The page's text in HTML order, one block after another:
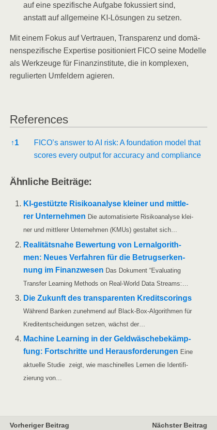
auf eine spe­zi­fi­sche Auf­ga­be fokus­siert sind,
anstatt auf all­ge­mei­ne KI-Lösun­gen zu setzen.
Mit einem Fokus auf Ver­trau­en, Trans­pa­renz und domä­
nen­spe­zi­fi­sche Exper­ti­se posi­tio­niert FICO sei­ne Model­le
als Werk­zeu­ge für Finanz­in­sti­tu­te, die in kom­ple­xen,
regu­lier­ten Umfel­dern agieren.
Refe­ren­ces
Refe­ren­ces
↑1
FICO’s ans­wer to AI risk: A foun­da­ti­on model that
scores every out­put for accu­ra­cy and compliance
Ähn­li­che Beiträge:
KI-gestüt­z­­te Risi­ko­ana­ly­se klei­ner und mitt­le­
rer Unter­neh­men Die auto­ma­ti­sier­te Risi­ko­ana­ly­se klei­
ner und mitt­le­rer Unter­neh­men (KMUs) gestal­tet sich…
Rea­li­täts­na­he Bewer­tung von Lern­al­go­rith­
men: Neu­es Ver­fah­ren für die Betrugs­er­ken­
nung im Finanz­we­sen Das Doku­ment “Eva­lua­ting
Trans­fer Lear­ning Methods on Real-World Data Streams:…
Die Zukunft des trans­pa­ren­ten Kre­dit­s­corings
Wäh­rend Ban­ken zuneh­mend auf Black-Box-Algo­ri­th­­men für
Kre­dit­ent­schei­dun­gen set­zen, wächst der…
Machi­ne Lear­ning in der Geld­wä­sche­be­kämp­
fung: Fort­schrit­te und Her­aus­for­de­run­gen Eine
aktu­el­le Stu­die zeigt, wie maschi­nel­les Ler­nen die Iden­ti­fi­
zie­rung von…
Vorheriger Beitrag Nächster Beitrag